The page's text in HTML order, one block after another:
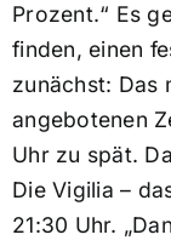
Prozent.“ Es
finden, einen
zunächst: Das
angebotenen
Uhr zu spät.
Die Vigilia –
21:30 Uhr.